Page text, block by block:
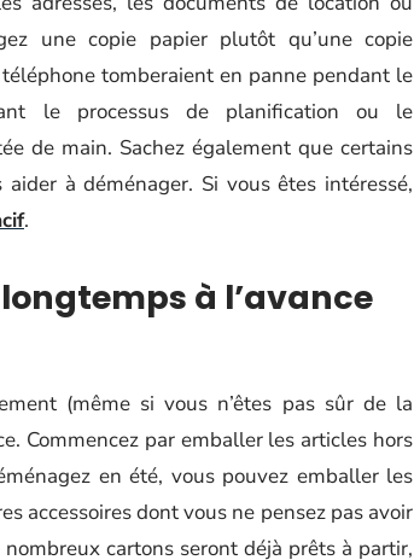
une copie papier plutôt qu’une copie
tomberaient en panne pendant le
le processus de planification ou le
de main. Sachez également que certains
à déménager. Si vous êtes intéressé,
.
à l’avance
(même si vous n’êtes pas sûr de la
Commencez par emballer les articles hors
en été, vous pouvez emballer les
accessoires dont vous ne pensez pas avoir
cartons seront déjà prêts à partir,